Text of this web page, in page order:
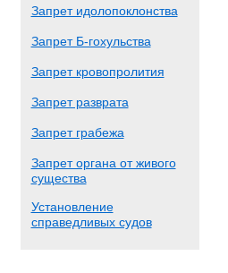
Запрет идолопоклонства
Запрет Б-гохульства
Запрет кровопролития
Запрет разврата
Запрет грабежа
Запрет органа от живого
существа
Установление
справедливых судов